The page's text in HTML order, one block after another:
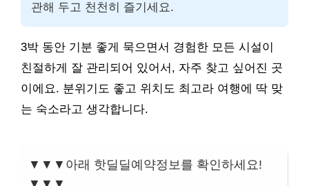
관해 두고 천천히 즐기세요.
3박 동안 기분 좋게 묵으면서 경험한 모든 시설이
친절하게 잘 관리되어 있어서, 자주 찾고 싶어진 곳
이에요. 분위기도 좋고 위치도 최고라 여행에 딱 맞
는 숙소라고 생각합니다.
▼▼▼아래 핫딜딜예약정보를 확인하세요!